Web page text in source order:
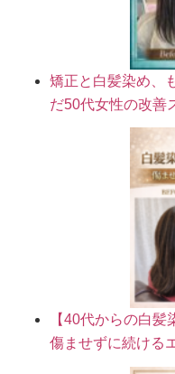
矯正と白髪染め、
だ50代女性の改善
【40代からの白髪
傷ませずに続ける